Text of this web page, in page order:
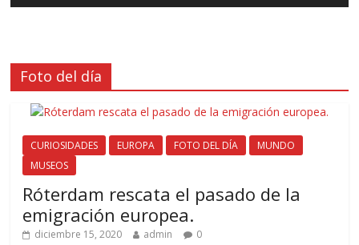
Foto del día
CURIOSIDADES EUROPA FOTO DEL DÍA
MUNDO
MUSEOS
Róterdam rescata el pasado de la
emigración europea.
diciembre 15, 2020 admin 0